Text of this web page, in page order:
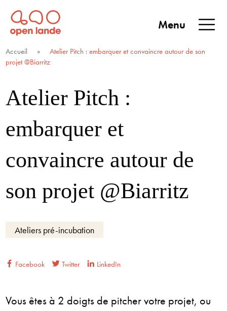
Aller
directement
au
contenu
TERRITOIRES
Open Lande
Entreprises & territoires
Menu
Accueil »
Atelier Pitch : embarquer et convaincre autour de son
projet @Biarritz
Atelier Pitch :
embarquer et
convaincre autour de
son projet @Biarritz
Ateliers pré-incubation
Facebook Twitter LinkedIn
Vous êtes à 2 doigts de pitcher votre projet, ou